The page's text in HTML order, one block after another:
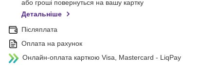
або гроші повернуться на вашу картку
Детальніше
Післяплата
Оплата на рахунок
Онлайн-оплата карткою Visa, Mastercard - LiqPay